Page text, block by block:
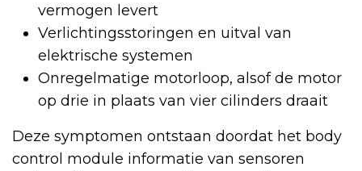
vermogen levert
Verlichtingsstoringen en uitval van
elektrische systemen
Onregelmatige motorloop, alsof de motor
op drie in plaats van vier cilinders draait
Deze symptomen ontstaan doordat het body
control module informatie van sensoren